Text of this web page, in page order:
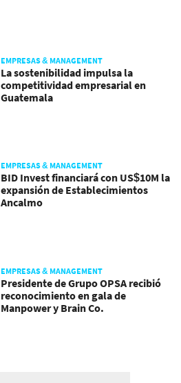
EMPRESAS & MANAGEMENT
La sostenibilidad impulsa la
competitividad empresarial en
Guatemala
EMPRESAS & MANAGEMENT
BID Invest financiará con US$10M la
expansión de Establecimientos
Ancalmo
EMPRESAS & MANAGEMENT
Presidente de Grupo OPSA recibió
reconocimiento en gala de
Manpower y Brain Co.